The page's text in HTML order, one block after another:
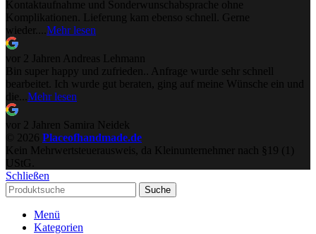
Kontaktaufnahme und Sonderwunschabsprache ohne
Komplikationen. Lieferung kam ebenso schnell. Gerne
wieder.... Mehr lesen
vor 2 Jahren Andreas Lehmann
Bin super happy und zufrieden.. Anfrage wurde sehr schnell
bearbeitet. Ich wurde gut beraten, ging auf meine Wünsche ein und
die... Mehr lesen
vor 2 Jahren Samira Neidek
© 2026 Placeofhandmade.de
Kein Mehrwertsteuerausweis, da Kleinunternehmer nach §19 (1)
UStG.
Schließen
Suche
Menü
Kategorien